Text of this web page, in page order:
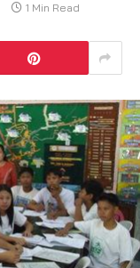
1 Min Read